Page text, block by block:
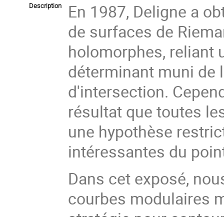
Description
En 1987, Deligne a
de surfaces de
holomorphes, reliant
déterminant muni de
d'intersection.
résultat que toutes
une hypothèse
intéressantes du
Dans cet exposé,
courbes modulaires